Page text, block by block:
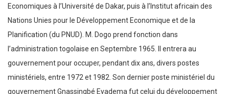
Economiques à l’Université de Dakar, puis à l’Institut africain des
Nations Unies pour le Développement Economique et de la
Planification (du PNUD). M. Dogo prend fonction dans
l’administration togolaise en Septembre 1965. Il entrera au
gouvernement pour occuper, pendant dix ans, divers postes
ministériels, entre 1972 et 1982. Son dernier poste ministériel du
gouvernement Gnassingbé Eyadema fut celui du développement